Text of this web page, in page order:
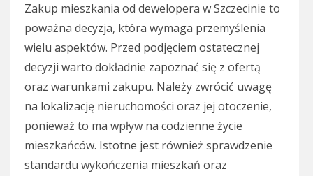
Zakup mieszkania od dewelopera w Szczecinie to
poważna decyzja, która wymaga przemyślenia
wielu aspektów. Przed podjęciem ostatecznej
decyzji warto dokładnie zapoznać się z ofertą
oraz warunkami zakupu. Należy zwrócić uwagę
na lokalizację nieruchomości oraz jej otoczenie,
ponieważ to ma wpływ na codzienne życie
mieszkańców. Istotne jest również sprawdzenie
standardu wykończenia mieszkań oraz